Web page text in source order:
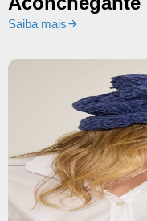
Saiba mais